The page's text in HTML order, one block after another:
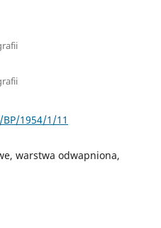
1954/1/11
warstwa odwapniona,